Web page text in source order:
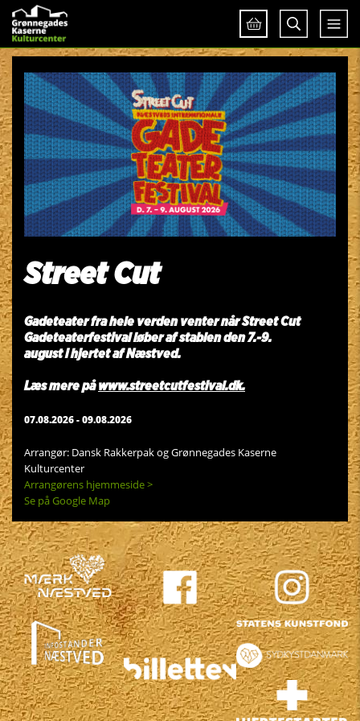
Street Cut
Gadeteater fra hele verden venter når Street Cut
Gadeteaterfestival løber af stablen den 7.-9.
august i hjertet af Næstved.
Læs mere påwww.streetcutfestival.dk.
07.08.2026 -09.08.2026
Arrangør: Dansk Rakkerpak og Grønnegades Kaserne
Kulturcenter
Arrangørens hjemmeside >
Se på Google Map